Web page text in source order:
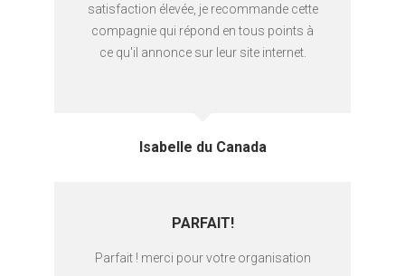
satisfaction élevée, je recommande cette
compagnie qui répond en tous points à
ce qu'il annonce sur leur site internet.
Isabelle du Canada
PARFAIT!
Parfait ! merci pour votre organisation